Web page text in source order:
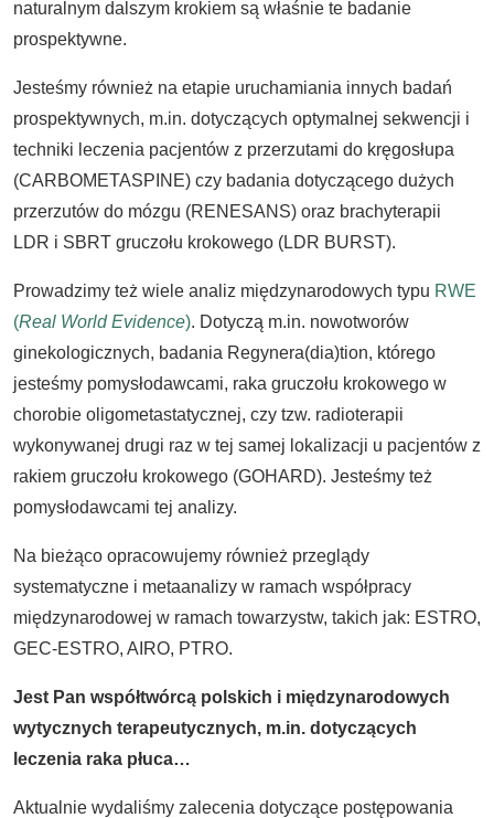
naturalnym dalszym krokiem są właśnie te badanie
prospektywne.
Jesteśmy również na etapie uruchamiania innych badań
prospektywnych, m.in. dotyczących optymalnej sekwencji i
techniki leczenia pacjentów z przerzutami do kręgosłupa
(CARBOMETASPINE) czy badania dotyczącego dużych
przerzutów do mózgu (RENESANS) oraz brachyterapii
LDR i SBRT gruczołu krokowego (LDR BURST).
Prowadzimy też wiele analiz międzynarodowych typu RWE
(Real World Evidence). Dotyczą m.in. nowotworów
ginekologicznych, badania Regynera(dia)tion, którego
jesteśmy pomysłodawcami, raka gruczołu krokowego w
chorobie oligometastatycznej, czy tzw. radioterapii
wykonywanej drugi raz w tej samej lokalizacji u pacjentów z
rakiem gruczołu krokowego (GOHARD). Jesteśmy też
pomysłodawcami tej analizy.
Na bieżąco opracowujemy również przeglądy
systematyczne i metaanalizy w ramach współpracy
międzynarodowej w ramach towarzystw, takich jak: ESTRO,
GEC-ESTRO, AIRO, PTRO.
Jest Pan współtwórcą polskich i międzynarodowych
wytycznych terapeutycznych, m.in. dotyczących
leczenia raka płuca…
Aktualnie wydaliśmy zalecenia dotyczące postępowania